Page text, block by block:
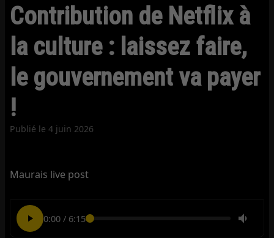
Contribution de Netflix à
la culture : laissez faire,
le gouvernement va payer
!
Publié le4 juin 2026
Maurais live post
0:00/ 6:15